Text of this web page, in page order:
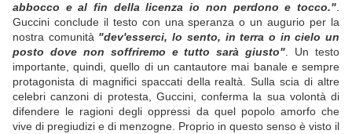
abbocco e al fin della licenza io non perdono e tocco."
Guccini conclude il testo con una speranza o un augurio per la
nostra comunità "dev'esserci, lo sento, in terra o in cielo un
posto dove non soffriremo e tutto sarà giusto" . Un testo
importante, quindi, quello di un cantautore mai banale e sempre
protagonista di magnifici spaccati della realtà. Sulla scia di altre
celebri canzoni di protesta, Guccini, conferma la sua volontà di
difendere le ragioni degli oppressi da quel popolo amorfo che
vive di pregiudizi e di menzogne. Proprio in questo senso è visto il